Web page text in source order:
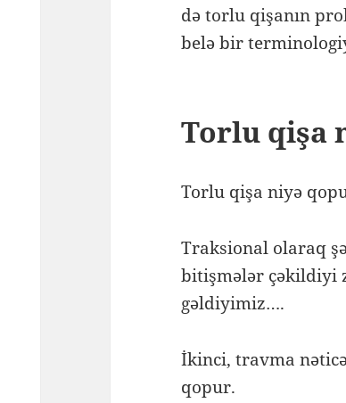
də torlu qişanın
belə bir
Torlu qişa
Torlu qişa niyə
Traksional olaraq
bitişmələr çəkildiyi
gəldiyimiz….
İkinci, travma
qopur.